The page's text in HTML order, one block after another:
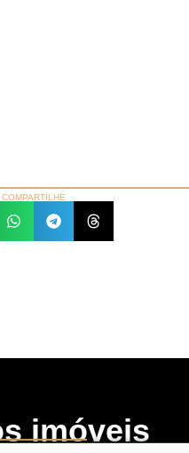
COMPARTILHE
imóveis